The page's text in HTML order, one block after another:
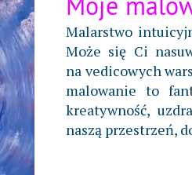
Malarstwo
Może się Ci
na vedicowych
malowanie to
kreatywność,
naszą przestrzeń,